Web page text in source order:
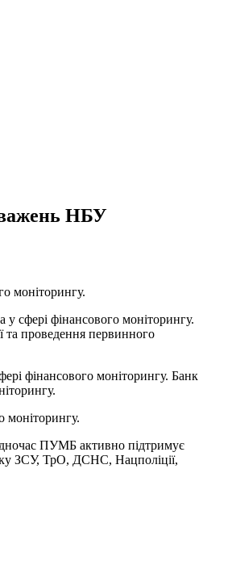
НБУ
моніторингу.
сфері фінансового моніторингу.
та проведення первинного
фінансового моніторингу. Банк
моніторингу.
ПУМБ активно підтримує
ЗСУ, ТрО, ДСНС, Нацполіції,